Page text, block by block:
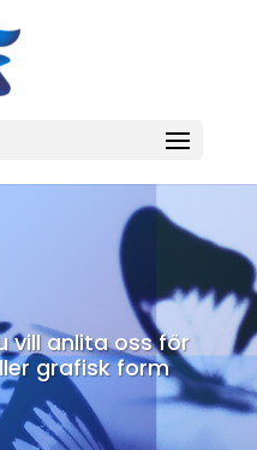
vill anlita oss för
grafisk form